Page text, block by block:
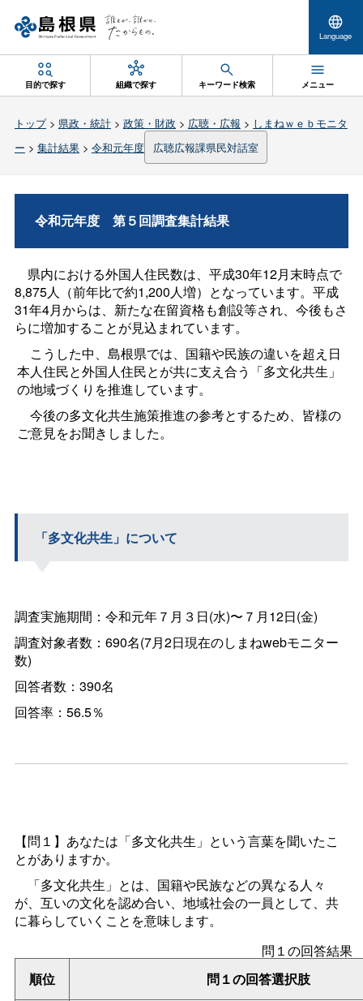
Language
目的で探す 組織で探す キーワード検索 メニュー
トップ> 県政・統計> 政策・財政 > 広聴・広報 > しまねｗｅｂモニタ
ー > 集計結果> 令和元年度 広聴広報課県民対話室
令和元年度 第５回調査集計結果
県内における外国人住民数は、平成30年12月末時点で
8,875人（前年比で約1,200人増）となっています。平成
31年4月からは、新たな在留資格も創設等され、今後もさ
らに増加することが見込まれています。
こうした中、島根県では、国籍や民族の違いを超え日
本人住民と外国人住民とが共に支え合う「多文化共生」
の地域づくりを推進しています。
今後の多文化共生施策推進の参考とするため、皆様の
ご意見をお聞きしました。
「多文化共生」について
調査実施期間：令和元年７月３日(水)〜７月12日(金)
調査対象者数：690名(7月2日現在のしまねwebモニター
数)
回答者数：390名
回答率：56.5％
【問１】 あなたは「多文化共生」という言葉を聞いたこ
とがありますか。
「多文化共生」とは、国籍や民族などの異なる人々
が、互いの文化を認め合い、地域社会の一員として、共
に暮らしていくことを意味します。
問１の回答結果
順位
問１の回答選択肢